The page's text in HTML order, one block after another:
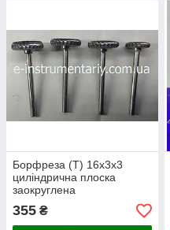
Борфреза (Т) 16х3х3
циліндрична плоска
заокруглена
твердосплавна
355 ₴